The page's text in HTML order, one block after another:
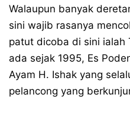
Walaupun banyak
sini wajib rasanya
patut dicoba di sini ialah
ada sejak 1995, Es
Ayam H. Ishak yang
pelancong yang